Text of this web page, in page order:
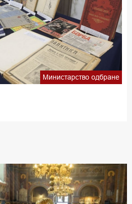
Министарство одбране